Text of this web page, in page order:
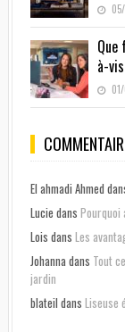
à-
El ahmadi Ahmed
Lucie dans Pourquoi
Lois dans Les
Johanna dans Tout
jardin
blateil dans Liseuse